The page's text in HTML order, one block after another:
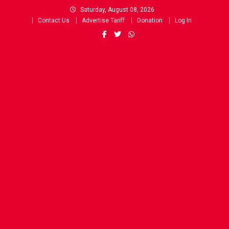
Saturday, August 08, 2026
Contact Us
Advertise Tariff Donation Log In